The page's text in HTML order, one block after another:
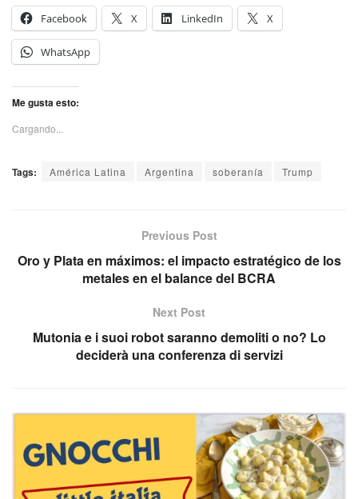
Facebook
X LinkedIn X
WhatsApp
Me gusta esto:
Cargando...
Tags: América Latina Argentina soberanía Trump
Previous Post
Oro y Plata en máximos: el impacto estratégico de los
metales en el balance del BCRA
Next Post
Mutonia e i suoi robot saranno demoliti o no? Lo
deciderà una conferenza di servizi